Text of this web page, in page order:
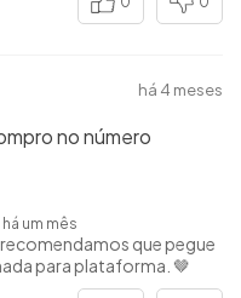
há 4 meses
no número
há um mês
que pegue
para plataforma. 🤎